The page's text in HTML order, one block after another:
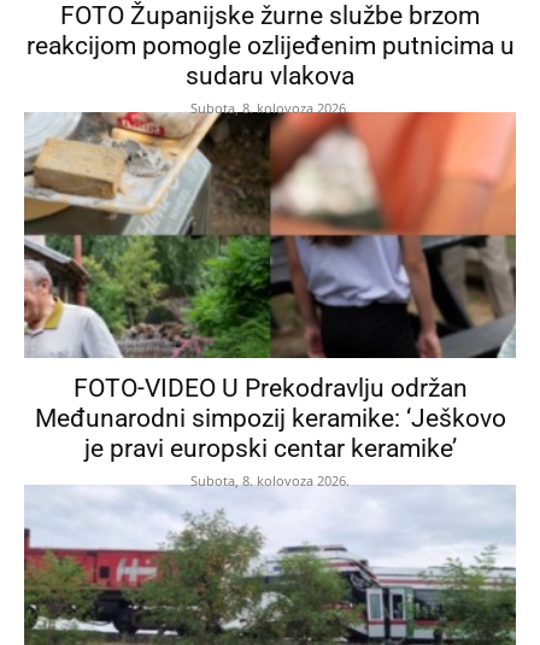
FOTO Županijske žurne službe brzom
reakcijom pomogle ozlijeđenim putnicima u
sudaru vlakova
Subota, 8. kolovoza 2026.
FOTO-VIDEO U Prekodravlju održan
Međunarodni simpozij keramike: ‘Ješkovo
je pravi europski centar keramike’
Subota, 8. kolovoza 2026.